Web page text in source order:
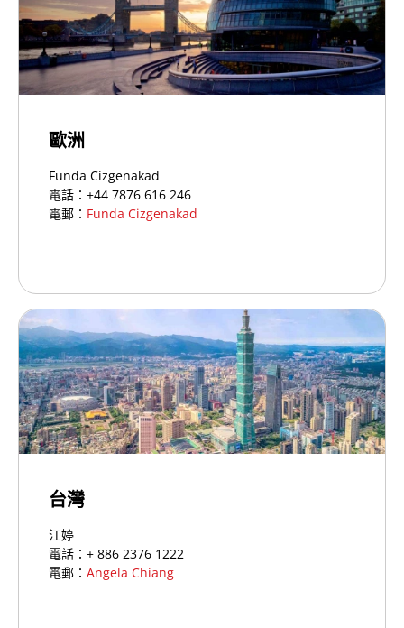
歐洲
Funda Cizgenakad
電話：+44 7876 616 246
電郵： Funda Cizgenakad
台灣
江婷
電話：+ 886 2376 1222
電郵： Angela Chiang